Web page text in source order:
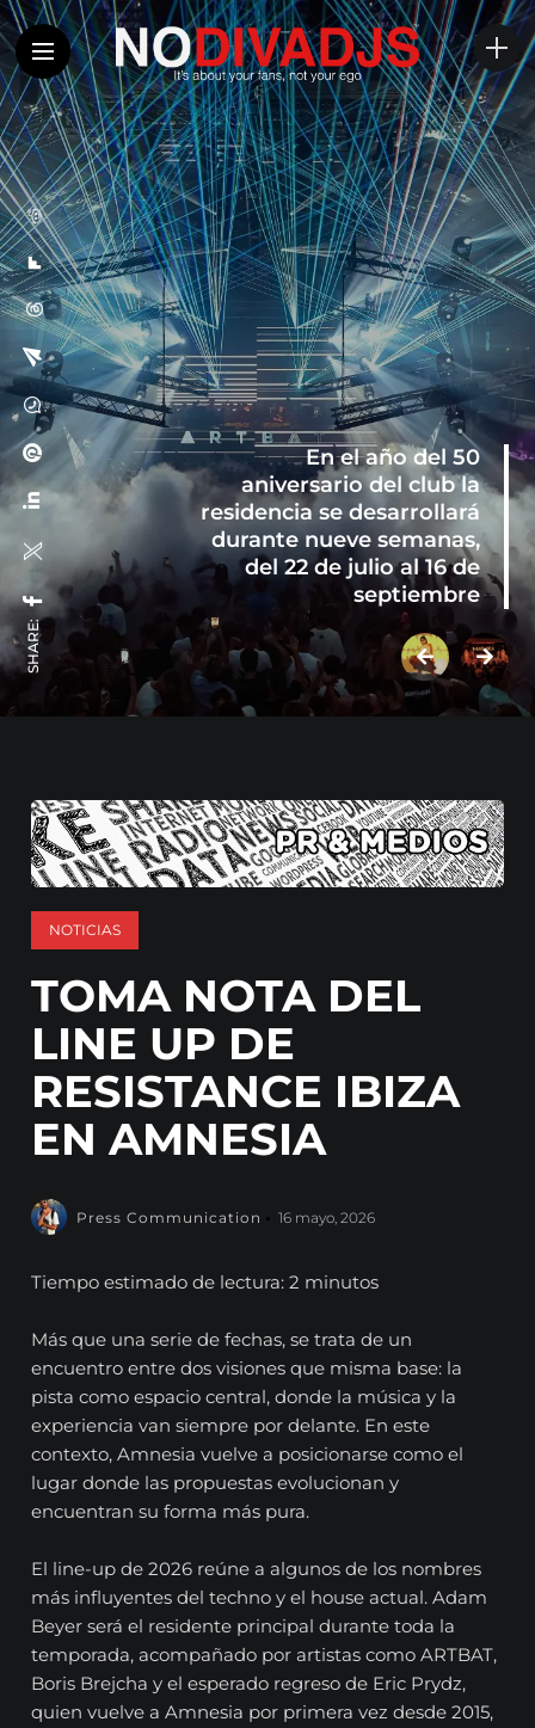
En el año del 50
aniversario del club la
residencia se desarrollará
durante nueve semanas,
del 22 de julio al 16 de
septiembre
SHARE:
NOTICIAS
TOMA NOTA DEL
LINE UP DE
RESISTANCE IBIZA
EN AMNESIA
Press Communication 16 mayo, 2026
Tiempo estimado de lectura: 2 minutos
Más que una serie de fechas, se trata de un
encuentro entre dos visiones que misma base: la
pista como espacio central, donde la música y la
experiencia van siempre por delante. En este
contexto, Amnesia vuelve a posicionarse como el
lugar donde las propuestas evolucionan y
encuentran su forma más pura.
El line-up de 2026 reúne a algunos de los nombres
más influyentes del techno y el house actual. Adam
Beyer será el residente principal durante toda la
temporada, acompañado por artistas como ARTBAT,
Boris Brejcha y el esperado regreso de Eric Prydz,
quien vuelve a Amnesia por primera vez desde 2015,